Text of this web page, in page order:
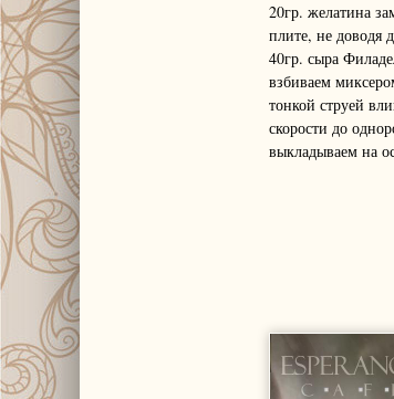
20гр. желатина
плите, не доводя
40гр. сыра
взбиваем
тонкой струей
скорости до
выкладываем на